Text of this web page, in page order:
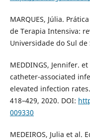
MARQUES, Júlia.
de Terapia Intensiva:
Universidade do Sul de
MEDDINGS, Jennifer.
catheter-associated
elevated infection
418–429, 2020. DOI:
009330
MEDEIROS, Julia et al.